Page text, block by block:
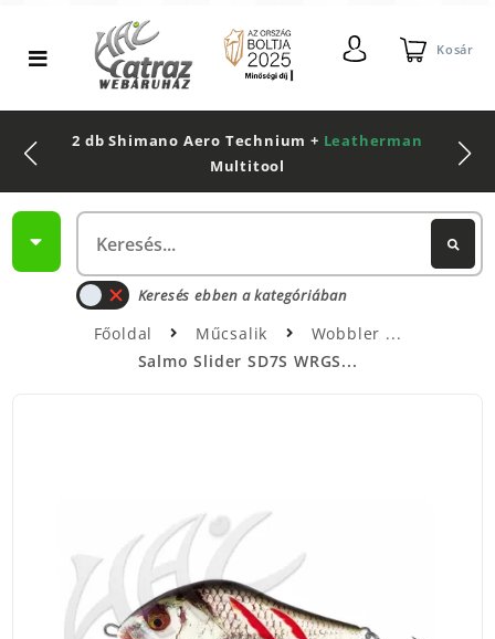
Kosár
2 db Shimano Aero Technium + Leatherman
Multitool
Keresés ebben a kategóriában
Főoldal Műcsalik
Wobbler
Salmo Slider SD7S WRGS...